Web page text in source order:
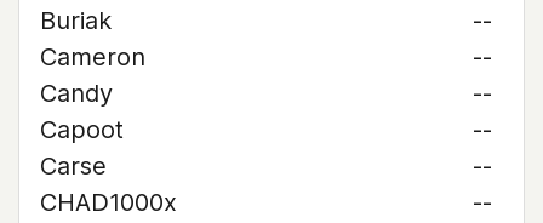
Buriak
--
Cameron
--
Candy
--
Capoot
--
Carse
--
CHAD1000x
--